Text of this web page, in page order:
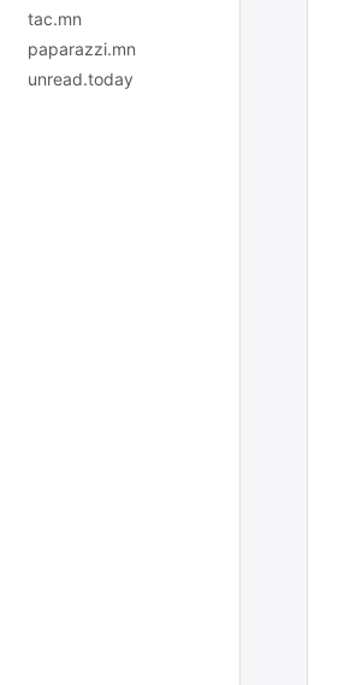
tac.mn
paparazzi.mn
unread.today